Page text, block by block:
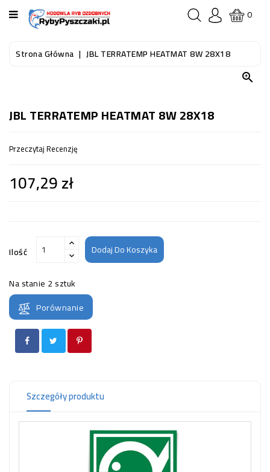
KATEGORIA
STRONA
AKWARIOWE
DO
WODNEGO
(SPRZĘT)
OCZKO
WODNE
(SPRZĘT)
KONTAKT
0
Strona Główna JBL TERRATEMP HEATMAT 8W 28X18

JBL TERRATEMP HEATMAT 8W 28X18
Przeczytaj Recenzję
107,29 zł
Ilość Dodaj Do Koszyka
Na stanie 2 sztuk
Porównanie
Szczegóły produktu